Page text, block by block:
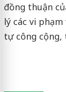
đồng thuận
lý các vi
tự công cộng,